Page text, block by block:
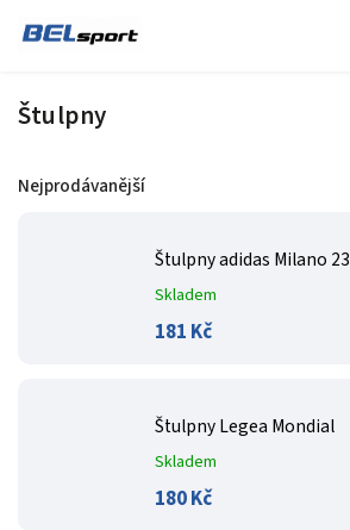
Štulpny
Nejprodávanější
Štulpny adidas Milano 23
Skladem
181 Kč
Štulpny Legea Mondial
Skladem
180 Kč